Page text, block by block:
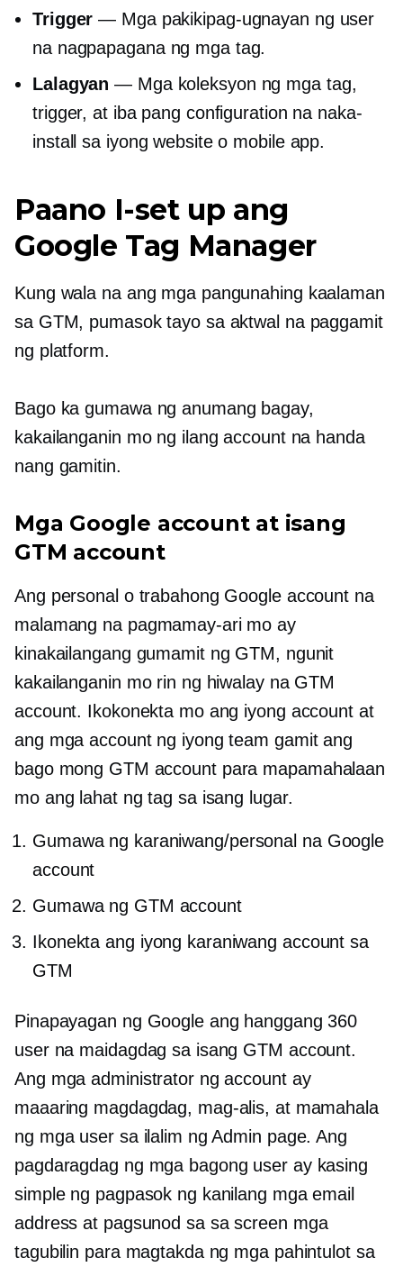
Trigger — Mga pakikipag-ugnayan ng user
na nagpapagana ng mga tag.
Lalagyan — Mga koleksyon ng mga tag,
trigger, at iba pang configuration na naka-
install sa iyong website o mobile app.
Paano I-set up ang
Google Tag Manager
Kung wala na ang mga pangunahing kaalaman
sa GTM, pumasok tayo sa aktwal na paggamit
ng platform.
Bago ka gumawa ng anumang bagay,
kakailanganin mo ng ilang account na handa
nang gamitin.
Mga Google account at isang
GTM account
Ang personal o trabahong Google account na
malamang na pagmamay-ari mo ay
kinakailangang gumamit ng GTM, ngunit
kakailanganin mo rin ng hiwalay na GTM
account. Ikokonekta mo ang iyong account at
ang mga account ng iyong team gamit ang
bago mong GTM account para mapamahalaan
mo ang lahat ng tag sa isang lugar.
Gumawa ng karaniwang/personal na Google
account
Gumawa ng GTM account
Ikonekta ang iyong karaniwang account sa
GTM
Pinapayagan ng Google ang hanggang 360
user na maidagdag sa isang GTM account.
Ang mga administrator ng account ay
maaaring magdagdag, mag-alis, at mamahala
ng mga user sa ilalim ng Admin page. Ang
pagdaragdag ng mga bagong user ay kasing
simple ng pagpasok ng kanilang mga email
address at pagsunod sa sa screen mga
tagubilin para magtakda ng mga pahintulot sa